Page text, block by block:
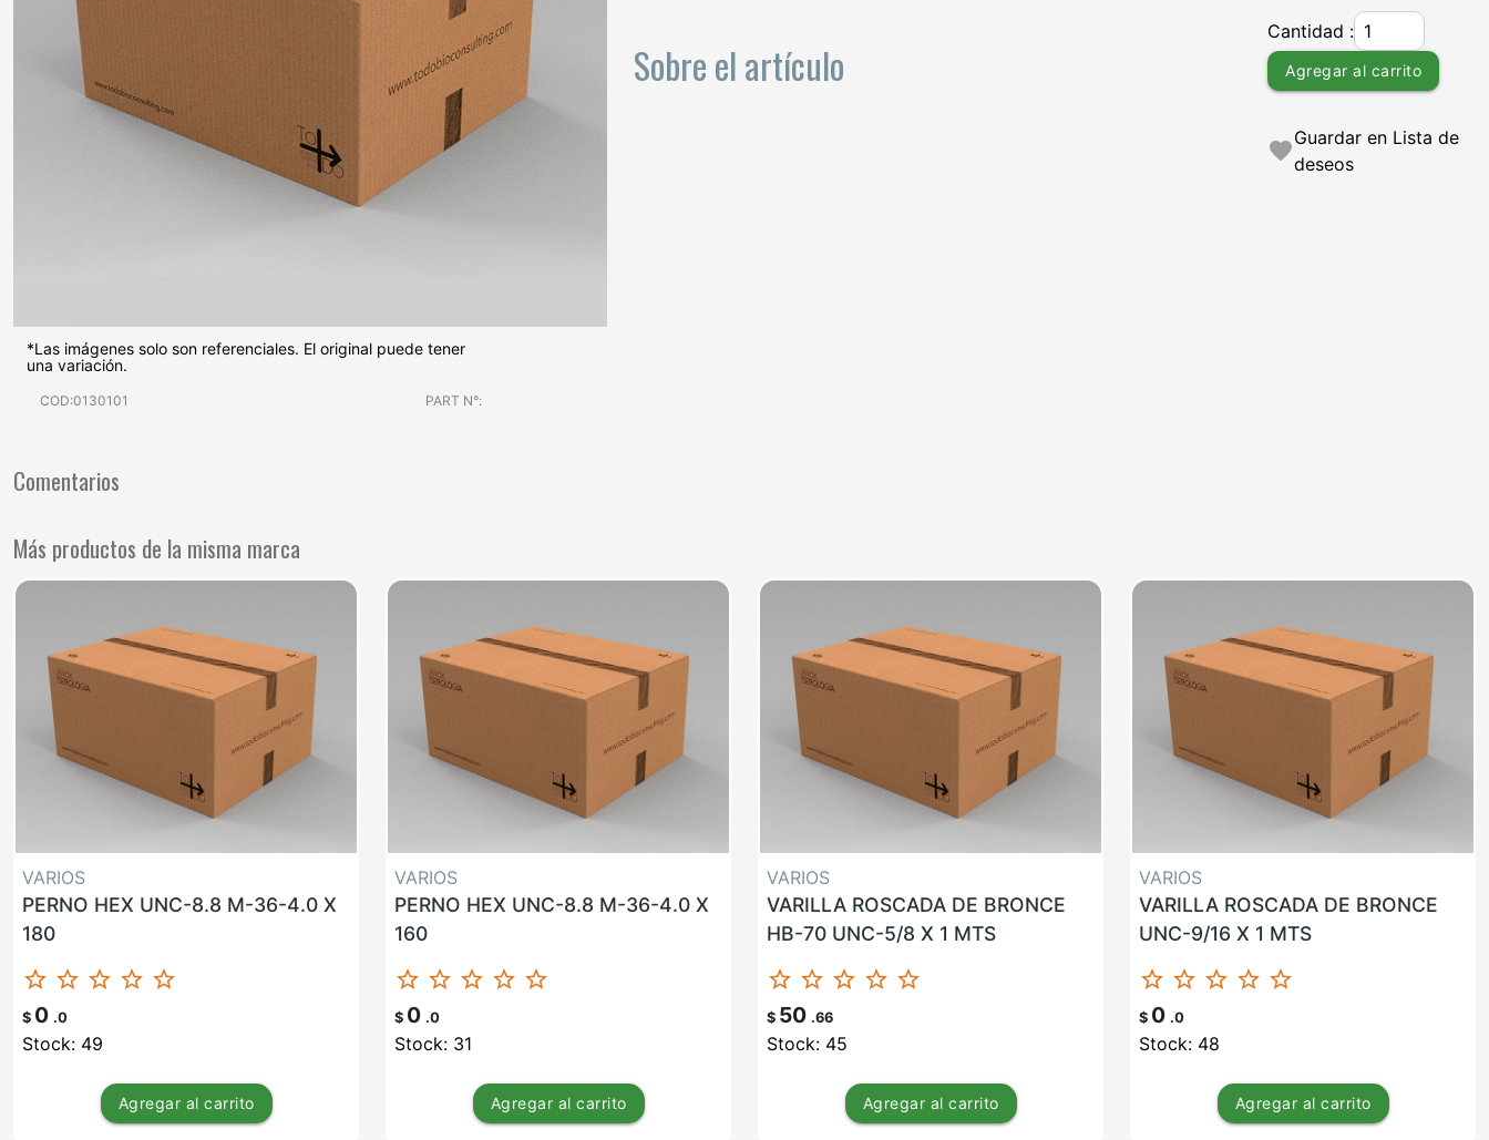
*Las imágenes solo son referenciales. El original puede tener
una variación.
COD:0130101 PART N°:
Sobre el artículo
Cantidad :
Agregar al carrito
favoriteGuardar en Lista de
deseos
Comentarios
Más productos de la misma marca
VARIOS
PERNO HEX UNC-8.8 M-36-4.0 X
180
star_border star_border star_border star_border star_border
$ 0 .0
Stock: 49
Agregar al carrito
VARIOS
PERNO HEX UNC-8.8 M-36-4.0 X
160
star_border star_border star_border star_border star_border
$ 0 .0
Stock: 31
Agregar al carrito
VARIOS
VARILLA ROSCADA DE BRONCE
HB-70 UNC-5/8 X 1 MTS
star_border star_border star_border star_border star_border
$ 50 .66
Stock: 45
Agregar al carrito
VARIOS
VARILLA ROSCADA DE BRONCE
UNC-9/16 X 1 MTS
star_border star_border star_border star_border star_border
$ 0 .0
Stock: 48
Agregar al carrito